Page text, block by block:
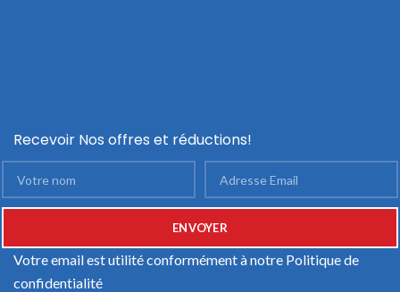
Recevoir Nos offres et réductions!
Votre email est utilité conformément à notre Politique de
confidentialité